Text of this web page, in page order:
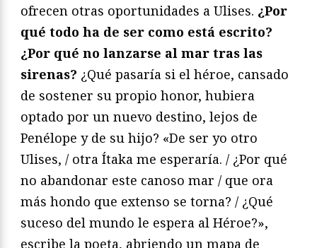
ofrecen otras oportunidades a Ulises. ¿Por
qué todo ha de ser como está escrito?
¿Por qué no lanzarse al mar tras las
sirenas? ¿Qué pasaría si el héroe, cansado
de sostener su propio honor, hubiera
optado por un nuevo destino, lejos de
Penélope y de su hijo? «De ser yo otro
Ulises, / otra Ítaka me esperaría. / ¿Por qué
no abandonar este canoso mar / que ora
más hondo que extenso se torna? / ¿Qué
suceso del mundo le espera al Héroe?»,
escribe la poeta, abriendo un mapa de